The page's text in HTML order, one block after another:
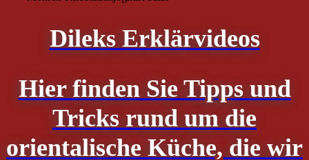
Dileks Erklärvideos
Hier finden Sie Tipps und
Tricks rund um die
orientalische Küche, die wir